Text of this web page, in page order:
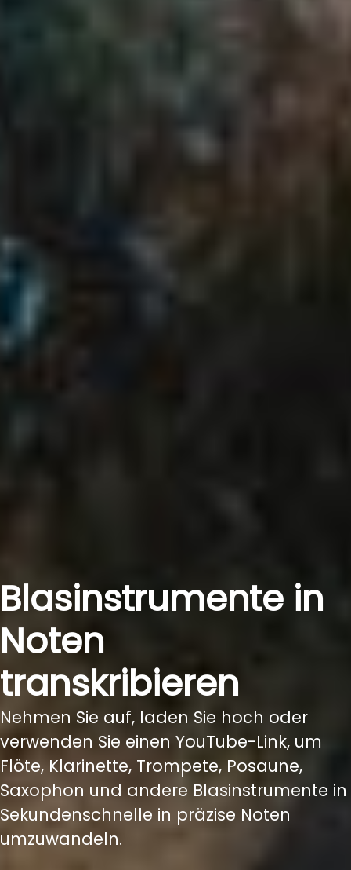
Blasinstrumente in
Noten
transkribieren
Nehmen Sie auf, laden Sie hoch oder
verwenden Sie einen YouTube-Link, um
Flöte, Klarinette, Trompete, Posaune,
Saxophon und andere Blasinstrumente in
Sekundenschnelle in präzise Noten
umzuwandeln.